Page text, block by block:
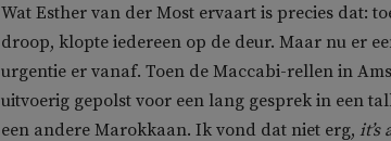
Wat Esther van der Most ervaart is precies dat:
droop, klopte iedereen op de deur. Maar nu er
urgentie er vanaf. Toen de Maccabi-rellen in
uitvoerig gepolst voor een lang gesprek in een
een andere Marokkaan. Ik vond dat niet erg, it’s